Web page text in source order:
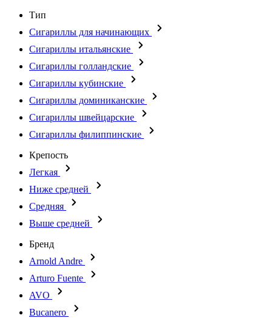
Тип
Сигариллы для начинающих
Сигариллы итальянские
Сигариллы голландские
Сигариллы кубинские
Сигариллы доминиканские
Сигариллы швейцарские
Сигариллы филиппинские
Крепость
Легкая
Ниже средней
Средняя
Выше средней
Бренд
Arnold Andre
Arturo Fuente
AVO
Bucanero